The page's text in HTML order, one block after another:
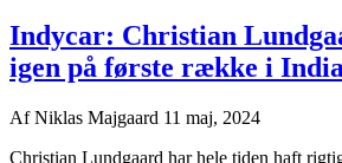
Indycar: Christian
igen på første række i
AfNiklas Majgaard 11 maj, 2024
Christian Lundgaard har hele tiden haft